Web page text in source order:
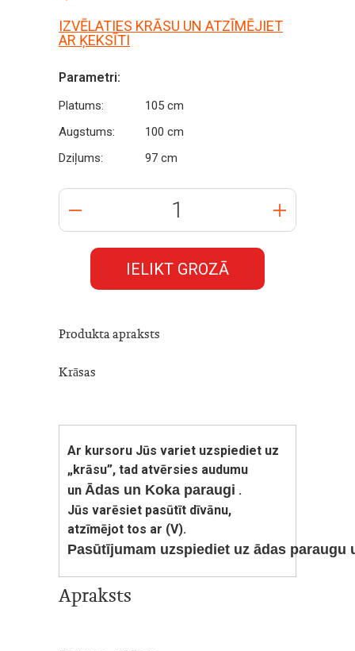
IZVĒLATIES KRĀSU UN ATZĪMĒJIET
AR ĶEKSĪTI
Parametri:
Platums:
105 cm
Augstums:
100 cm
Dziļums:
97 cm
IELIKT GROZĀ
Produkta apraksts
Krāsas
Ar kursoru Jūs variet uzspiediet uz
„krāsu”, tad atvērsies audumu
un Ādas un Koka paraugi .
Jūs varēsiet pasūtīt dīvānu,
atzīmējot tos ar (V).
Pasūtījumam uzspiediet uz ādas paraugu
Apraksts